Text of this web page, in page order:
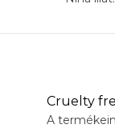
Cruelty
A